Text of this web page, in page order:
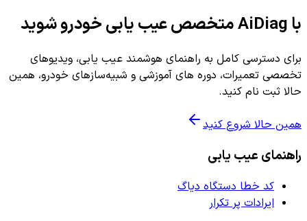
با AiDiag متخصص عیب یابی خودرو شوید
برای دسترسی کامل به راهنمای هوشمند عیب یابی، ویدیوهای
تخصصی تعمیرات، دوره های آموزشی و شبیه‌سازهای خودرو، همین
حالا ثبت نام کنید.
همین حالا شروع کنید
راهنمای عیب یابی
کد خطا دستگاه دیاگ
ایرادات پر تکرار